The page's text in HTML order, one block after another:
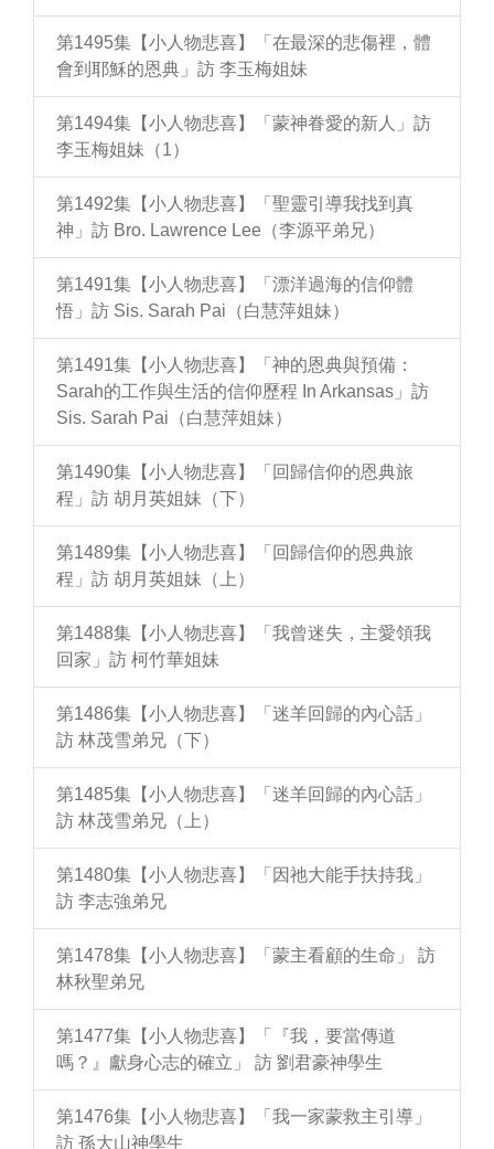
第1495集【小人物悲喜】「在最深的悲傷裡，體
會到耶穌的恩典」訪 李玉梅姐妹
第1494集【小人物悲喜】「蒙神眷愛的新人」訪
李玉梅姐妹（1）
第1492集【小人物悲喜】「聖靈引導我找到真
神」訪 Bro. Lawrence Lee（李源平弟兄）
第1491集【小人物悲喜】「漂洋過海的信仰體
悟」訪 Sis. Sarah Pai（白慧萍姐妹）
第1491集【小人物悲喜】「神的恩典與預備：
Sarah的工作與生活的信仰歷程 In Arkansas」訪
Sis. Sarah Pai（白慧萍姐妹）
第1490集【小人物悲喜】「回歸信仰的恩典旅
程」訪 胡月英姐妹（下）
第1489集【小人物悲喜】「回歸信仰的恩典旅
程」訪 胡月英姐妹（上）
第1488集【小人物悲喜】「我曾迷失，主愛領我
回家」訪 柯竹華姐妹
第1486集【小人物悲喜】「迷羊回歸的內心話」
訪 林茂雪弟兄（下）
第1485集【小人物悲喜】「迷羊回歸的內心話」
訪 林茂雪弟兄（上）
第1480集【小人物悲喜】「因祂大能手扶持我」
訪 李志強弟兄
第1478集【小人物悲喜】「蒙主看顧的生命」 訪
林秋聖弟兄
第1477集【小人物悲喜】「『我，要當傳道
嗎？』獻身心志的確立」 訪 劉君豪神學生
第1476集【小人物悲喜】「我一家蒙救主引導」
訪 孫大山神學生